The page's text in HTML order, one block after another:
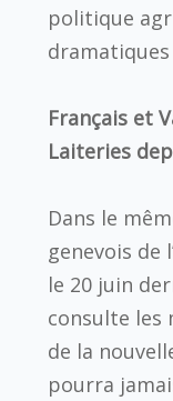
politique
Français et
Laiteries
Dans le
genevois de
le 20 juin
consulte les
de la
pourra